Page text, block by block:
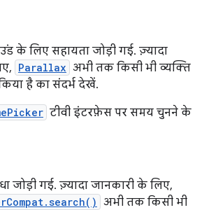
के लिए सहायता जोड़ी गई. ज़्यादा
Parallax अभी तक किसी भी व्यक्ति
है का संदर्भ देखें.
टीवी इंटरफ़ेस पर समय चुनने के
जोड़ी गई. ज़्यादा जानकारी के लिए,
अभी तक किसी भी